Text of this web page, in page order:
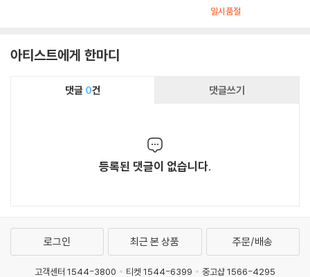
c)
일시품절
아티스트에게 한마디
댓글 0건 댓글쓰기
등록된 댓글이 없습니다.
로그인 최근 본 상품 주문/배송
고객센터 1544-3800 티켓 1544-6399 중고샵 1566-4295